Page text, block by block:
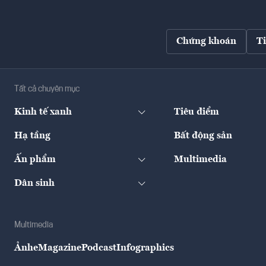
Chứng khoán
Tất cả chuyên mục
Kinh tế xanh Tiêu điểm
Hạ tầng Bất động sản
Ấn phẩm Multimedia
Dân sinh
Multimedia
ẢnheMagazinePodcastInfographics